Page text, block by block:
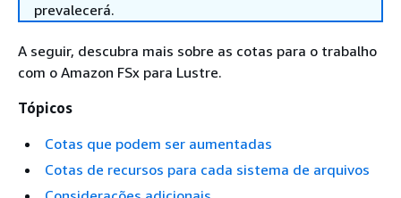
prevalecerá.
A seguir, descubra mais sobre as cotas para o trabalho
com o Amazon FSx para Lustre.
Tópicos
Cotas que podem ser aumentadas
Cotas de recursos para cada sistema de arquivos